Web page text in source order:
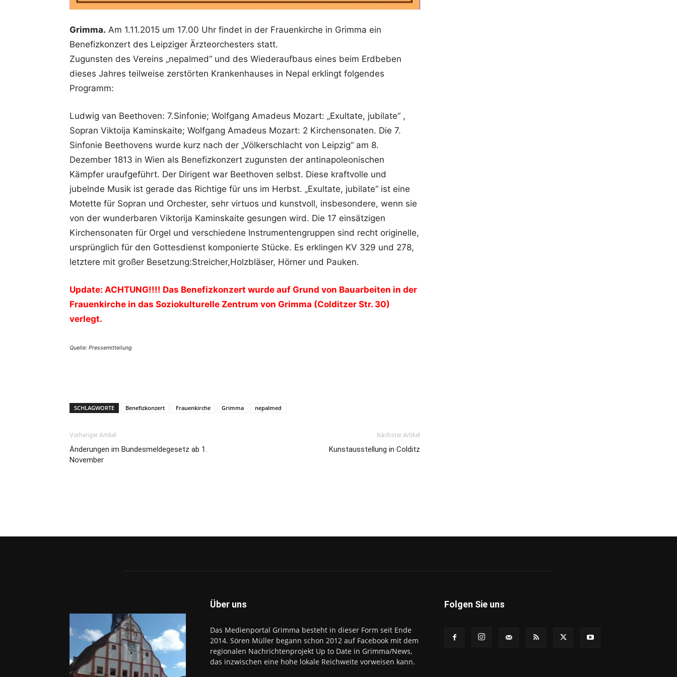
Grimma. Am 1.11.2015 um 17.00 Uhr findet in der Frauenkirche in Grimma ein
Benefizkonzert des Leipziger Ärzteorchesters statt.
Zugunsten des Vereins „nepalmed“ und des Wiederaufbaus eines beim Erdbeben
dieses Jahres teilweise zerstörten Krankenhauses in Nepal erklingt folgendes
Programm:
Ludwig van Beethoven: 7.Sinfonie; Wolfgang Amadeus Mozart: „Exultate, jubilate“ ,
Sopran Viktoija Kaminskaite; Wolfgang Amadeus Mozart: 2 Kirchensonaten. Die 7.
Sinfonie Beethovens wurde kurz nach der „Völkerschlacht von Leipzig“ am 8.
Dezember 1813 in Wien als Benefizkonzert zugunsten der antinapoleonischen
Kämpfer uraufgeführt. Der Dirigent war Beethoven selbst. Diese kraftvolle und
jubelnde Musik ist gerade das Richtige für uns im Herbst. „Exultate, jubilate“ ist eine
Motette für Sopran und Orchester, sehr virtuos und kunstvoll, insbesondere, wenn sie
von der wunderbaren Viktorija Kaminskaite gesungen wird. Die 17 einsätzigen
Kirchensonaten für Orgel und verschiedene Instrumentengruppen sind recht originelle,
ursprünglich für den Gottesdienst komponierte Stücke. Es erklingen KV 329 und 278,
letztere mit großer Besetzung:Streicher,Holzbläser, Hörner und Pauken.
Update: ACHTUNG!!!! Das Benefizkonzert wurde auf Grund von Bauarbeiten in der
Frauenkirche in das Soziokulturelle Zentrum von Grimma (Colditzer Str. 30)
verlegt.
Quelle: Pressemitteilung
SCHLAGWORTE Benefizkonzert Frauenkirche Grimma nepalmed
Vorheriger Artikel
Änderungen im Bundesmeldegesetz ab 1.
November
Nächster Artikel
Kunstausstellung in Colditz
Über uns
Das Medienportal Grimma besteht in dieser Form seit Ende
2014. Sören Müller begann schon 2012 auf Facebook mit dem
regionalen Nachrichtenprojekt Up to Date in Grimma/News,
das inzwischen eine hohe lokale Reichweite vorweisen kann.
Folgen Sie uns